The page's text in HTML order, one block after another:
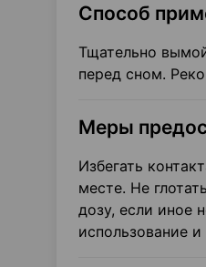
Способ
Тщательно
перед сном.
Меры
Избегать
месте. Не
дозу, если иное
использование